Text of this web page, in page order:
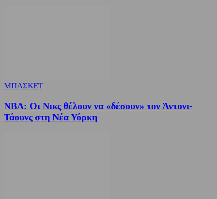
ΜΠΑΣΚΕΤ
NBA: Οι Νικς θέλουν να «δέσουν» τον Άντονι-
Τάουνς στη Νέα Υόρκη